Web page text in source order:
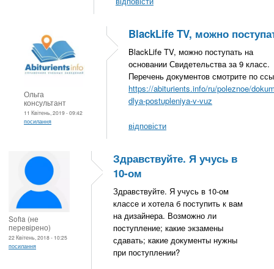
Ольга
консультант
11 Квітень, 2019 - 09:42
посилання
BlackLife TV, можно
BlackLife TV, можно поступать на
основании Свидетельства за 9 класс.
Перечень документов смотрите по
https://abiturients.info/ru/poleznoe/
dlya-postupleniya-v-vuz
відповісти
Sofia (не
перевірено)
22 Квітень, 2018 - 10:25
посилання
Здравствуйте. Я учусь в
10-ом
Здравствуйте. Я учусь в 10-ом
классе и хотела б поступить к вам
на дизайнера. Возможно ли
поступление; какие экзамены
сдавать; какие документы нужны
при поступлении?